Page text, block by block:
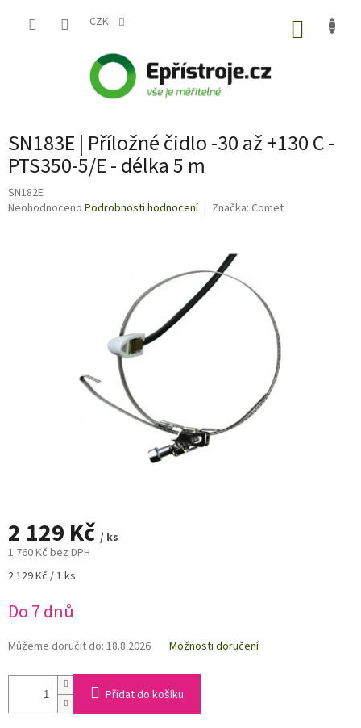
CZK
SN183E | Příložné čidlo -30 až +130 C -
PTS350-5/E - délka 5 m
SN182E
Průměrné
Neohodnoceno Podrobnosti hodnocení Značka: Comet
2 129 Kč / ks
1 760 Kč bez DPH
Měrná
2 129 Kč / 1 ks
Do 7 dnů
Můžeme doručit do: 18.8.2026 Možnosti doručení
Přidat do košíku